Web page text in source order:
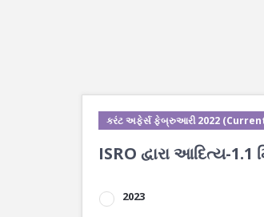
કરંટ અફેર્સ ફેબ્રુઆરી 2022
ISRO દ્વારા આદિત્ય-
2023